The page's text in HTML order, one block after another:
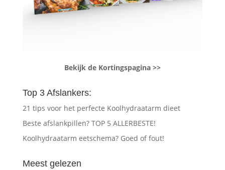
Bekijk de Kortingspagina >>
Top 3 Afslankers:
21 tips voor het perfecte Koolhydraatarm dieet
Beste afslankpillen? TOP 5 ALLERBESTE!
Koolhydraatarm eetschema? Goed of fout!
Meest gelezen